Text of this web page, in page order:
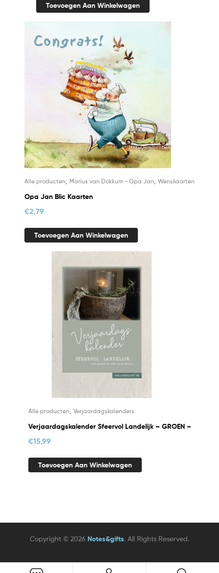
Toevoegen Aan Winkelwagen
Alle producten Marius van Dokkum - Opa Jan Wenskaarten
Opa Jan Blic Kaarten
€2,79
Toevoegen Aan Winkelwagen
Alle producten Verjaardagskalenders
Verjaardagskalender Sfeervol Landelijk – GROEN –
€15,99
Toevoegen Aan Winkelwagen
Copyright © 2026 Notes&gifts. All Rights Reserved.